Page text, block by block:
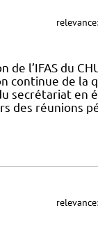
relevance:
l’IFAS du
continue de la
secrétariat en
des réunions
relevance: